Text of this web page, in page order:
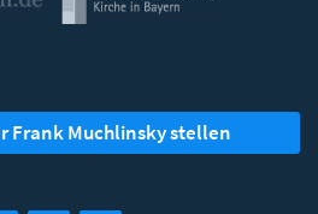
Frank Muchlinsky stellen